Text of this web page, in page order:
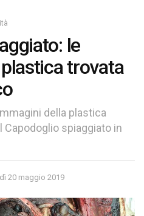
le
trovata
della plastica
spiaggiato in
20 maggio 2019